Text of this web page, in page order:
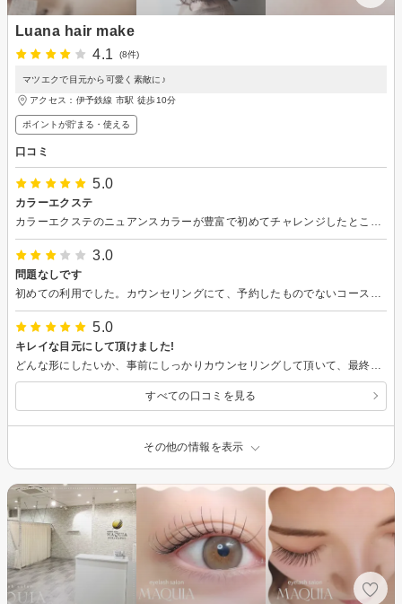
Luana hair make
4.1
(8件)
マツエクで目元から可愛く素敵に♪
アクセス：伊予鉄線 市駅 徒歩10分
ポイントが貯まる・使える
口コミ
5.0
カラーエクステ
3.0
問題なしです
5.0
キレイな目元にして頂けました!
すべての口コミを見る
その他の情報を表示